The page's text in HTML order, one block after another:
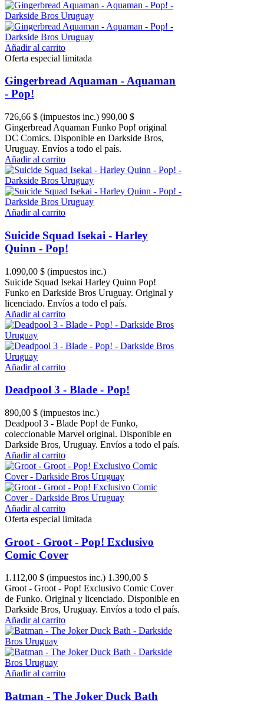
Añadir al carrito
Oferta especial limitada
Gingerbread Aquaman - Aquaman
- Pop!
726,66 $ (impuestos inc.) 990,00 $
Gingerbread Aquaman Funko Pop! original
DC Comics. Disponible en Darkside Bros,
Uruguay. Envíos a todo el país.
Añadir al carrito
Añadir al carrito
Suicide Squad Isekai - Harley
Quinn - Pop!
1.090,00 $ (impuestos inc.)
Suicide Squad Isekai Harley Quinn Pop!
Funko en Darkside Bros Uruguay. Original y
licenciado. Envíos a todo el país.
Añadir al carrito
Añadir al carrito
Deadpool 3 - Blade - Pop!
890,00 $ (impuestos inc.)
Deadpool 3 - Blade Pop! de Funko,
coleccionable Marvel original. Disponible en
Darkside Bros, Uruguay. Envíos a todo el país.
Añadir al carrito
Añadir al carrito
Oferta especial limitada
Groot - Groot - Pop! Exclusivo
Comic Cover
1.112,00 $ (impuestos inc.) 1.390,00 $
Groot - Groot - Pop! Exclusivo Comic Cover
de Funko. Original y licenciado. Disponible en
Darkside Bros, Uruguay. Envíos a todo el país.
Añadir al carrito
Añadir al carrito
Batman - The Joker Duck Bath